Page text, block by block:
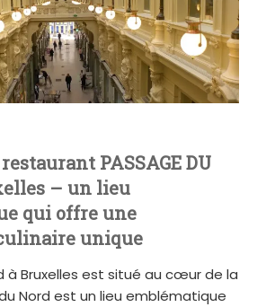
PASSAGE DU
– un lieu
qui offre une
unique
à Bruxelles est situé au cœur de la
Nord est un lieu emblématique